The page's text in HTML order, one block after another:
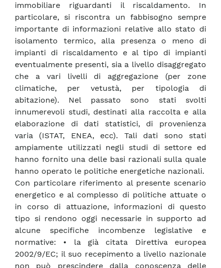
immobiliare riguardanti il riscaldamento. In
particolare, si riscontra un fabbisogno sempre
importante di informazioni relative allo stato di
isolamento termico, alla presenza o meno di
impianti di riscaldamento e al tipo di impianti
eventualmente presenti, sia a livello disaggregato
che a vari livelli di aggregazione (per zone
climatiche, per vetustà, per tipologia di
abitazione). Nel passato sono stati svolti
innumerevoli studi, destinati alla raccolta e alla
elaborazione di dati statistici, di provenienza
varia (ISTAT, ENEA, ecc). Tali dati sono stati
ampiamente utilizzati negli studi di settore ed
hanno fornito una delle basi razionali sulla quale
hanno operato le politiche energetiche nazionali.
Con particolare riferimento al presente scenario
energetico e al complesso di politiche attuate o
in corso di attuazione, informazioni di questo
tipo si rendono oggi necessarie in supporto ad
alcune specifiche incombenze legislative e
normative: • la già citata Direttiva europea
2002/9/EC; il suo recepimento a livello nazionale
non può prescindere dalla conoscenza delle